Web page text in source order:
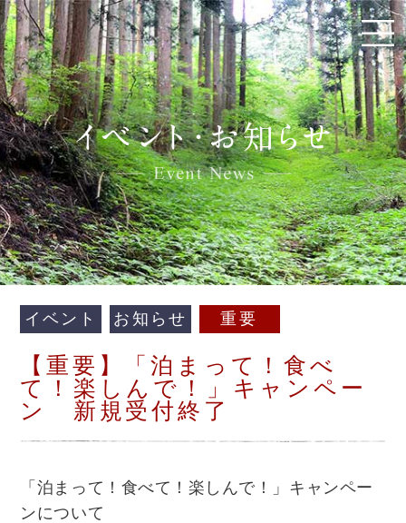
イベント お知らせ 重要
【重要】「泊まって！食べ
て！楽しんで！」キャンペー
ン 新規受付終了
「泊まって！食べて！楽しんで！」キャンペー
ンについて